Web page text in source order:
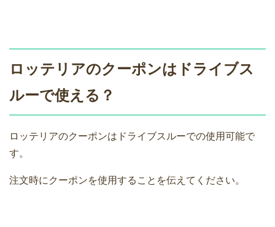
ロッテリアのクーポンはドライブス
ルーで使える？
ロッテリアのクーポンはドライブスルーでの使用可能で
す。
注文時にクーポンを使用することを伝えてください。